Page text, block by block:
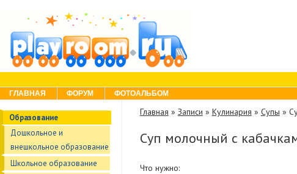
Menu
Skip to content
ГЛАВНАЯ ФОРУМ ФОТОАЛЬБОМ
Образование
Дошкольное и
внешкольное образование
Школьное образование
Главная » Записи » Кулинария » Супы »
Суп молочный с
Что нужно: